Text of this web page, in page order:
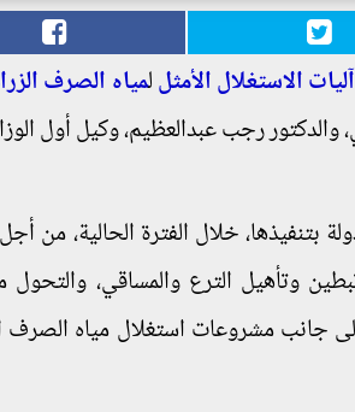
آليات الاستغلال الأمثللمياه الصرف
والدكتور رجب عبدالعظيم، وكيل أول
بتنفيذها، خلال الفترة الحالية، من
وتأهيل الترع والمساقي، والتحول
إلى جانب مشروعات استغلال مياه الصرف